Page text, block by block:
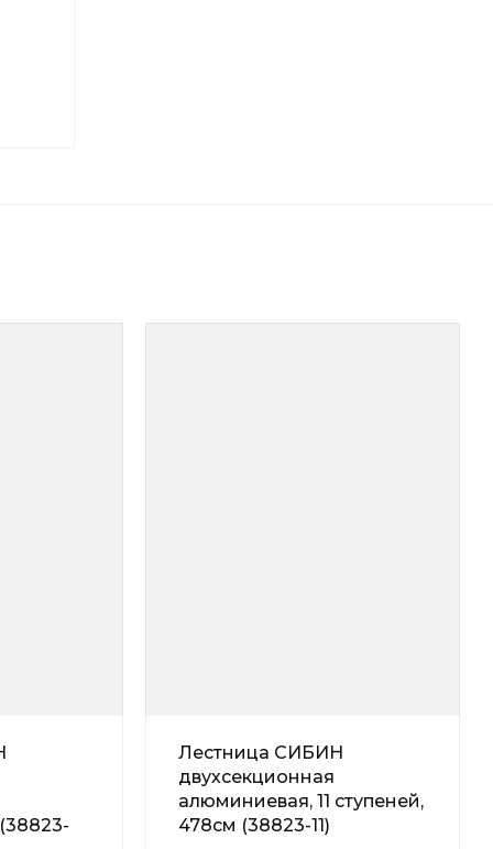
Лестница СИБИН
двухсекционная
алюминиевая, 11 ступеней,
478см (38823-11)